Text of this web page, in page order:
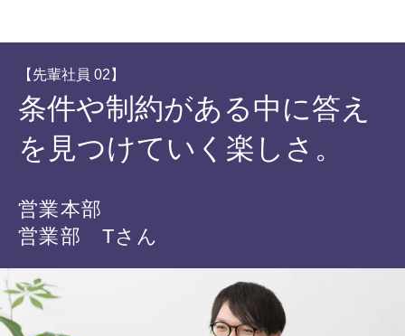
【先輩社員 02】
条件や制約がある中に答え
を見つけていく楽しさ。
営業本部
営業部 Tさん